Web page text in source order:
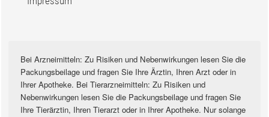
Bei Arzneimitteln: Zu Risiken und Nebenwirkungen lesen Sie die
Packungsbeilage und fragen Sie Ihre Ärztin, Ihren Arzt oder in
Ihrer Apotheke. Bei Tierarzneimitteln: Zu Risiken und
Nebenwirkungen lesen Sie die Packungsbeilage und fragen Sie
Ihre Tierärztin, Ihren Tierarzt oder in Ihrer Apotheke. Nur solange